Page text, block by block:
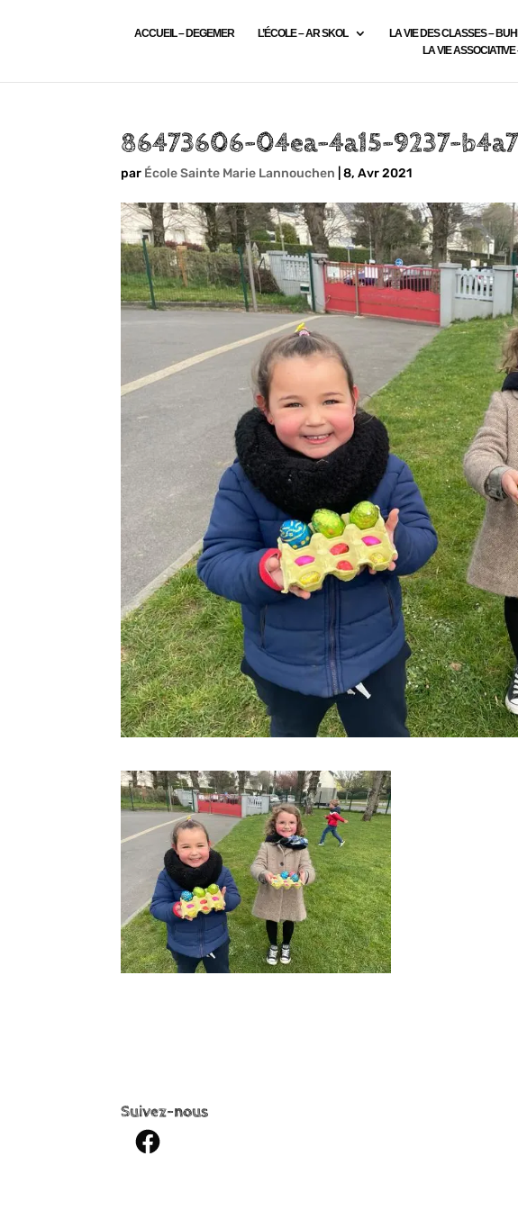
ACCUEIL – DEGEMER L’ÉCOLE – AR SKOL LA VIE DES CLASSES –
LA VIE
86473606-04ea-4a15-9237-
par École Sainte Marie Lannouchen |8, Avr 2021
Suivez-nous
Facebook